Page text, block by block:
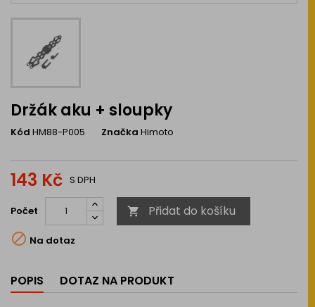
Držák aku + sloupky
Kód HM88-P005 Značka Himoto
143 Kč S DPH
Počet  Přidat do košíku
 Na dotaz
POPIS DOTAZ NA PRODUKT